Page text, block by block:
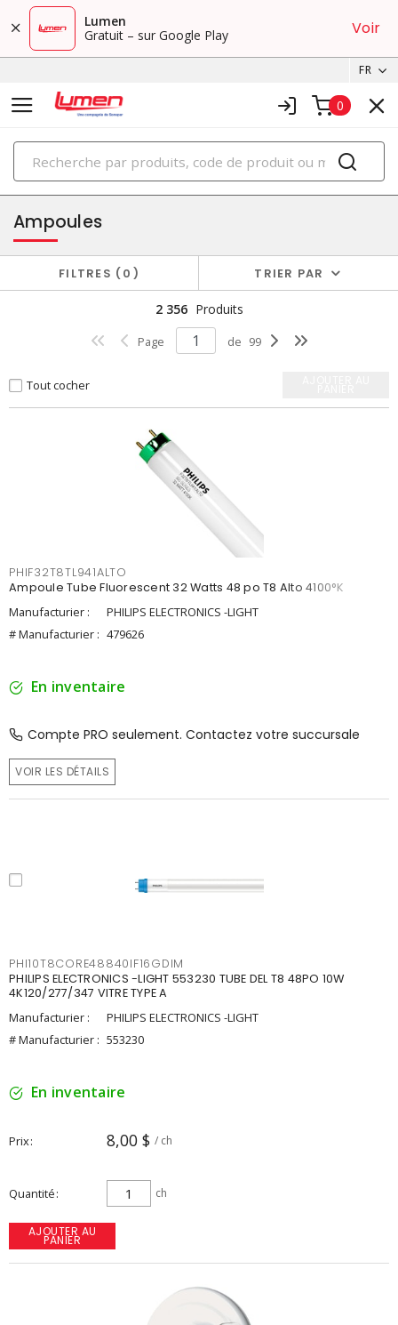
Lumen
Gratuit – sur Google Play
Voir
FR
0
PRODUITS
éclairage
Ampoules
FILTRES 0 TRIER PAR
2 356 Produits
Page de 99
Tout cocher
PHIF32T8TL941ALTO
Ampoule Tube Fluorescent 32 Watts 48 po T8 Alto 4100°K
Manufacturier :
PHILIPS ELECTRONICS -LIGHT
# Manufacturier : 479626
En inventaire
Compte PRO seulement. Contactez votre succursale
VOIR LES DÉTAILS
PHI10T8CORE48840IF16GDIM
PHILIPS ELECTRONICS -LIGHT 553230 TUBE DEL T8 48PO 10W
4K120/277/347 VITRE TYPE A
Manufacturier :
PHILIPS ELECTRONICS -LIGHT
# Manufacturier : 553230
En inventaire
Prix 8,00 $ / ch
Quantité ch
AJOUTER AU
PANIER